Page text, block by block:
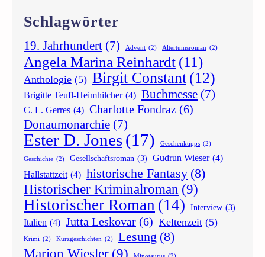
i
n
Schlagwörter
19. Jahrhundert (7) Advent (2) Altertumsroman (2)
Angela Marina Reinhardt (11)
Anthologie (5) Birgit Constant (12)
Brigitte Teufl-Heimhilcher (4) Buchmesse (7)
C. L. Gerres (4) Charlotte Fondraz (6)
Donaumonarchie (7)
Ester D. Jones(17) Geschenktipps (2)
Geschichte (2) Gesellschaftsroman (3) Gudrun Wieser (4)
Hallstattzeit (4) historische Fantasy (8)
Historischer Kriminalroman (9)
Historischer Roman (14) Interview (3)
Italien (4) Jutta Leskovar (6) Keltenzeit (5)
Krimi (2) Kurzgeschichten (2) Lesung (8)
Marion Wiesler (9)